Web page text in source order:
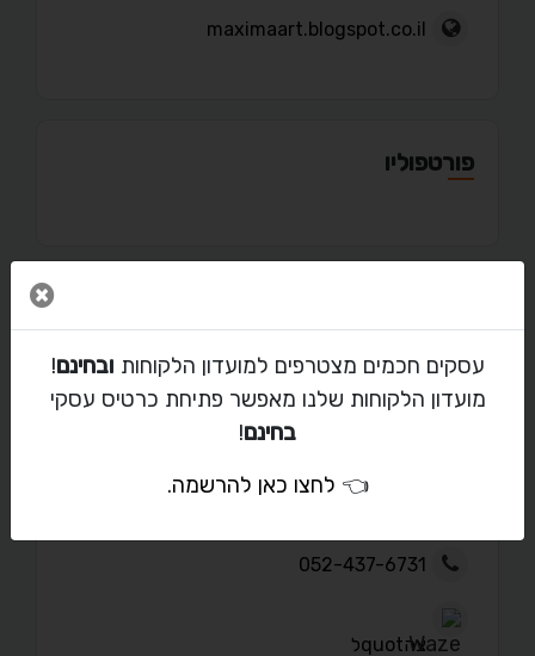
maximaart.blogspot.co.il
פורטפוליו
052-437-6731
צהquotל
עסקים חכמים מצטרפים למועדון הלקוחות ובחינם!
מועדון הלקוחות שלנו מאפשר פתיחת כרטיס עסקי
בחינם!
👈 לחצו כאן להרשמה.